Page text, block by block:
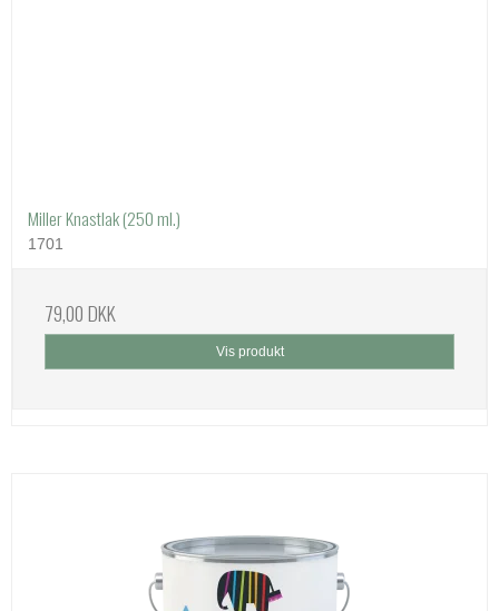
Miller Knastlak (250 ml.)
1701
79,00 DKK
Vis produkt